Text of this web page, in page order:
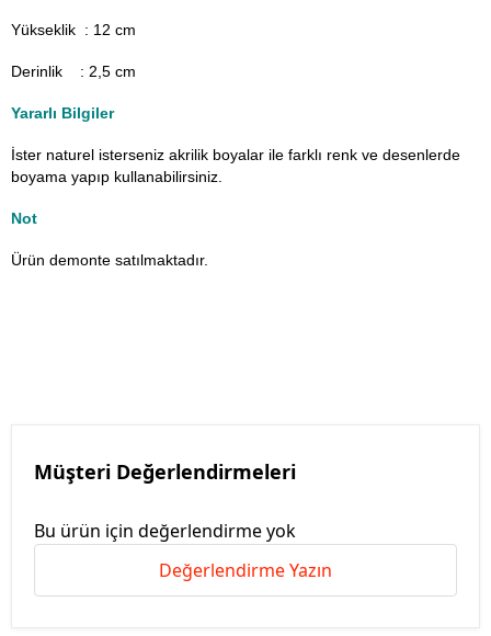
Yükseklik : 12 cm
Derinlik : 2,5 cm
Yararlı Bilgiler
İster naturel isterseniz akrilik boyalar ile farklı renk ve desenlerde
boyama yapıp kullanabilirsiniz.
Not
Ürün demonte satılmaktadır.
Müşteri Değerlendirmeleri
Bu ürün için değerlendirme yok
Değerlendirme Yazın